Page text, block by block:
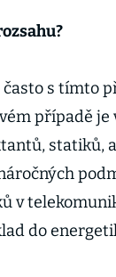
s tímto
případě
statiků,
v
do